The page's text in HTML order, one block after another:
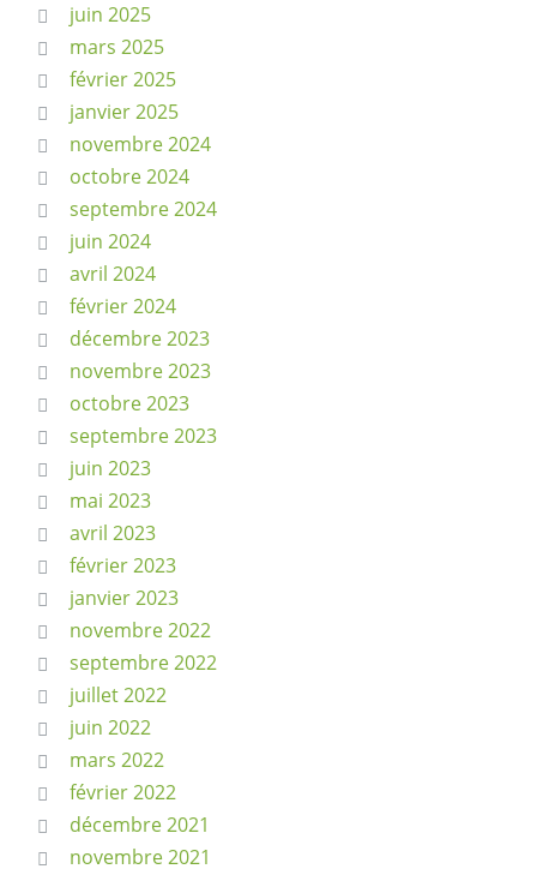
juin 2025
mars 2025
février 2025
janvier 2025
novembre 2024
octobre 2024
septembre 2024
juin 2024
avril 2024
février 2024
décembre 2023
novembre 2023
octobre 2023
septembre 2023
juin 2023
mai 2023
avril 2023
février 2023
janvier 2023
novembre 2022
septembre 2022
juillet 2022
juin 2022
mars 2022
février 2022
décembre 2021
novembre 2021